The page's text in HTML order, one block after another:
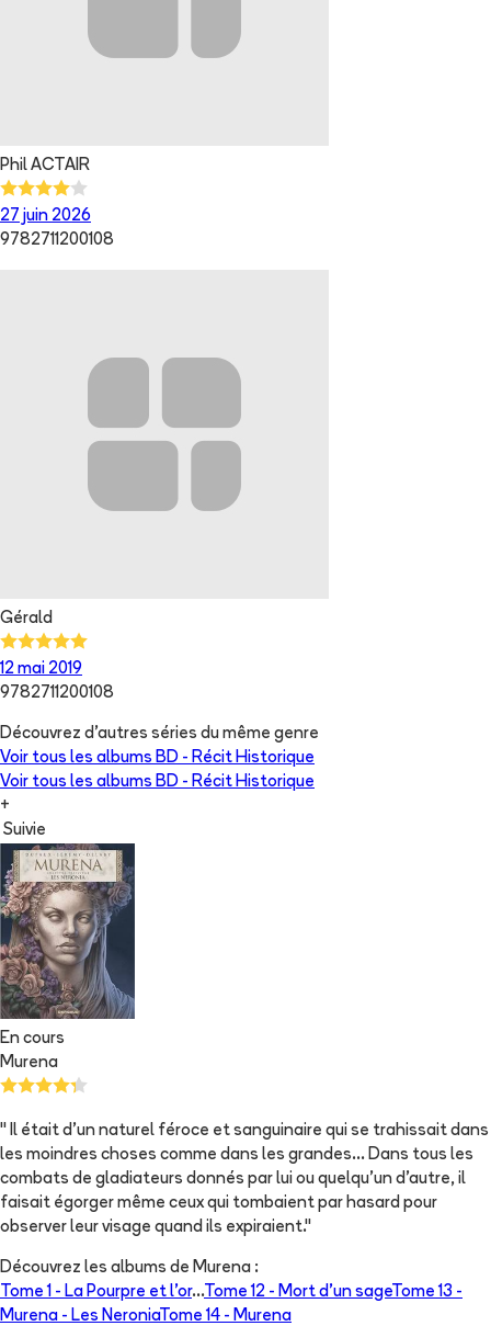
Phil ACTAIR
27 juin 2026
9782711200108
Gérald
12 mai 2019
9782711200108
Découvrez d'autres séries du même genre
Voir tous les albums BD - Récit Historique
Voir tous les albums BD - Récit Historique
+
Suivie
En cours
Murena
" Il était d'un naturel féroce et sanguinaire qui se trahissait dans
les moindres choses comme dans les grandes... Dans tous les
combats de gladiateurs donnés par lui ou quelqu'un d'autre, il
faisait égorger même ceux qui tombaient par hasard pour
observer leur visage quand ils expiraient."
Découvrez les albums de Murena :
Tome 1 - La Pourpre et l'or...Tome 12 - Mort d'un sageTome 13 -
Murena - Les NeroniaTome 14 - Murena